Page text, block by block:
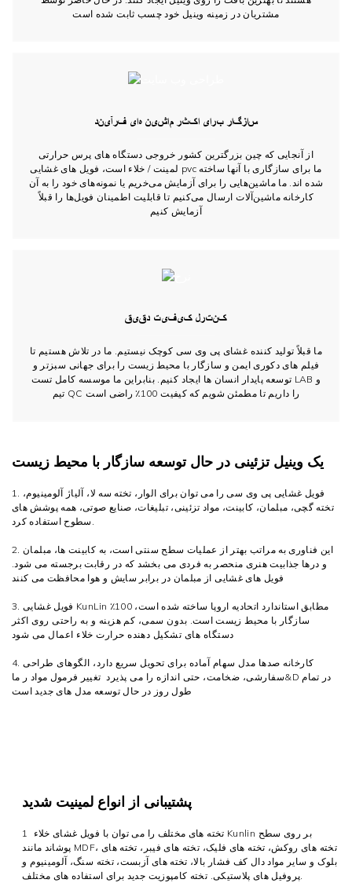
مشتریان در زمینه وینیل خود چسب ثابت شده است
سازگار برای اکثر ماشین های فرآیند
از آنجایی که چین بزرگترین کشور خروجی دستگاه های پرس حرارتی
لمینت / خلاء است، فویل های غشایی pvc ما برای سازگاری با آنها ساخته
شده اند. ما ماشین‌هایی را برای آزمایش می‌خریم یا نمونه‌های خود را به آن
کارخانه ماشین‌آلات ارسال می‌کنیم تا قابلیت اطمینان فویل‌ها را قبلاً
آزمایش کنیم
کنترل کیفیت دقیق
ما قبلاً تولید کننده غشای پی وی سی کوچک نیستیم. ما در تلاش هستیم تا
فیلم های دکوری ایمن و سازگار با محیط زیست را برای جهانی سبزتر و
توسعه پایدار انسان ها ایجاد کنیم. بنابراین ما موسسه کامل تست LAB و
تیم QC را داریم تا مطمئن شویم که کیفیت 100٪ راضی است
یک وینیل تزئینی در حال توسعه سازگار با محیط زیست
1. فویل غشایی پی وی سی را می توان برای الوار، تخته سه لا، آلیاژ آلومینیوم،
تخته گچی، مبلمان، کابینت، مواد تزئینی، تبلیغات، صنایع صوتی، همه پوشش های
2. این فناوری به مراتب بهتر از عملیات سطح سنتی است، به کابینت ها، مبلمان
و درها جذابیت هنری منحصر به فردی می بخشد که در رقابت برجسته می شود.
3. فویل غشایی KunLin مطابق استاندارد اتحادیه اروپا ساخته شده است، 100٪
سازگار با محیط زیست است. بدون سمی، کم هزینه و به راحتی روی اکثر
4. کارخانه صدها مدل سهام آماده برای تحویل سریع دارد، الگوهای طراحی
سفارشی، ضخامت، حتی اندازه را می پذیرد تغییر فرمول مواد ر ما&D در تمام
پشتیبانی از انواع لمینیت شدید
1 تخته های مختلف را می توان با فویل غشای خلاء Kunlin بر روی سطح
پوشاند مانند MDF، تخته های روکش، تخته های فلیک، تخته های فیبر، تخته های
بلوک و سایر مواد دال کف فشار بالا، تخته های آزبست، تخته سنگ، آلومینیوم و